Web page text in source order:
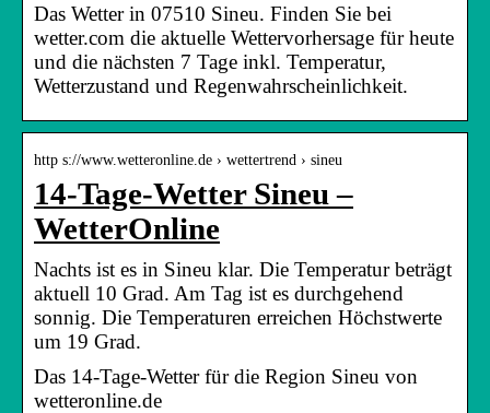
Das Wetter in 07510 Sineu. Finden Sie bei
wetter.com die aktuelle Wettervorhersage für heute
und die nächsten 7 Tage inkl. Temperatur,
Wetterzustand und Regenwahrscheinlichkeit.
http s://www.wetteronline.de › wettertrend › sineu
14-Tage-Wetter Sineu –
WetterOnline
Nachts ist es in Sineu klar. Die Temperatur beträgt
aktuell 10 Grad. Am Tag ist es durchgehend
sonnig. Die Temperaturen erreichen Höchstwerte
um 19 Grad.
Das 14-Tage-Wetter für die Region Sineu von
wetteronline.de